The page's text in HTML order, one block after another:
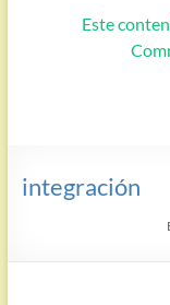
Este
integración